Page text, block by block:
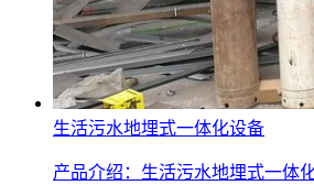
生活污水地埋式一体化设备
产品介绍：生活污水地埋式一体